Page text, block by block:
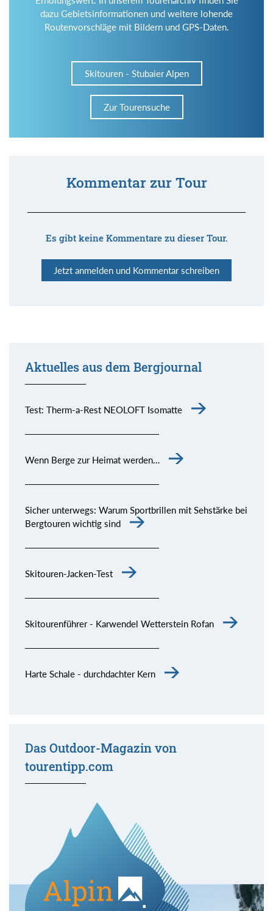
dazu Gebietsinformationen und weitere lohende
Routenvorschläge mit Bildern und GPS-Daten.
Skitouren - Stubaier Alpen
Zur Tourensuche
Kommentar zur Tour
Es gibt keine Kommentare zu dieser Tour.
Jetzt anmelden und Kommentar schreiben
Aktuelles aus dem Bergjournal
Test: Therm-a-Rest NEOLOFT Isomatte
Wenn Berge zur Heimat werden…
Sicher unterwegs: Warum Sportbrillen mit Sehstärke bei
Bergtouren wichtig sind
Skitouren-Jacken-Test
Skitourenführer - Karwendel Wetterstein Rofan
Harte Schale - durchdachter Kern
Das Outdoor-Magazin von
tourentipp.com